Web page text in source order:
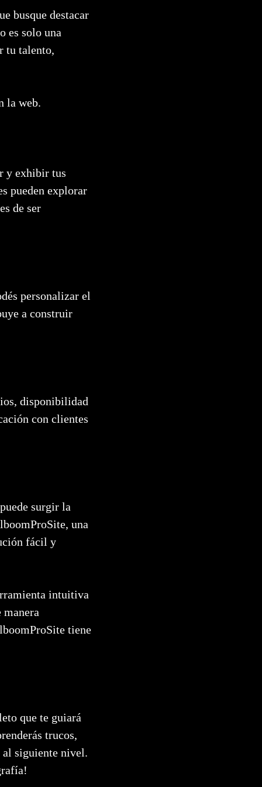
busque destacar
es solo una
tu talento,
la web.
y exhibir tus
pueden explorar
de ser
personalizar el
a construir
disponibilidad
con clientes
surgir la
una
fácil y
intuitiva
tiene
que te guiará
trucos,
al siguiente nivel.